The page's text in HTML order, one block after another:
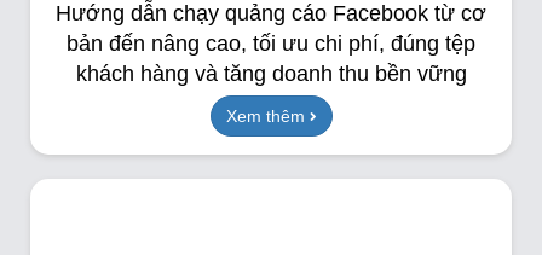
Hướng dẫn chạy quảng cáo Facebook từ cơ
bản đến nâng cao, tối ưu chi phí, đúng tệp
khách hàng và tăng doanh thu bền vững
Xem thêm